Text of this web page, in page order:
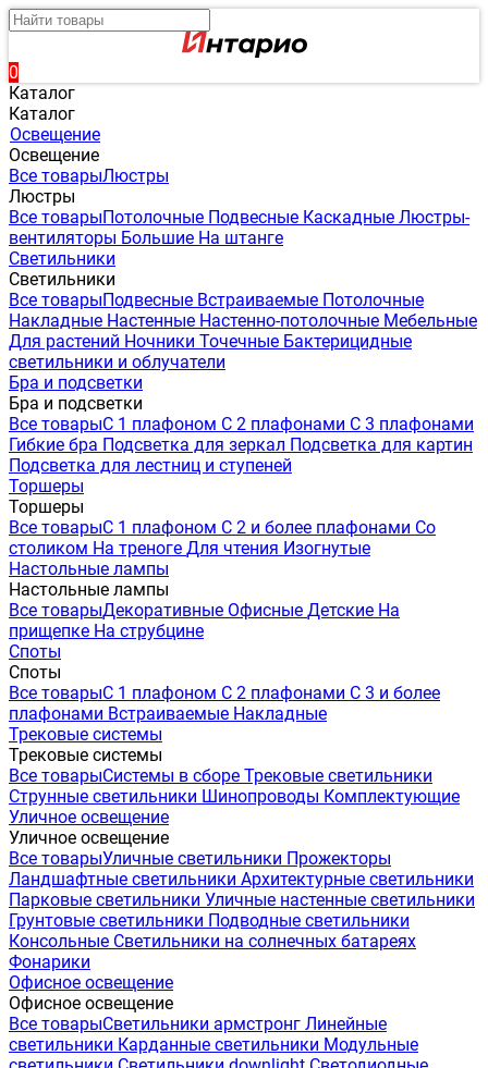
0
Каталог
Каталог
Освещение
Освещение
Все товарыЛюстры
Люстры
Все товарыПотолочные Подвесные Каскадные Люстры-
вентиляторы Большие На штанге
Светильники
Светильники
Все товарыПодвесные Встраиваемые Потолочные
Накладные Настенные Настенно-потолочные Мебельные
Для растений Ночники Точечные Бактерицидные
светильники и облучатели
Бра и подсветки
Бра и подсветки
Все товарыС 1 плафоном С 2 плафонами С 3 плафонами
Гибкие бра Подсветка для зеркал Подсветка для картин
Подсветка для лестниц и ступеней
Торшеры
Торшеры
Все товарыС 1 плафоном С 2 и более плафонами Со
столиком На треноге Для чтения Изогнутые
Настольные лампы
Настольные лампы
Все товарыДекоративные Офисные Детские На
прищепке На струбцине
Споты
Споты
Все товарыС 1 плафоном С 2 плафонами С 3 и более
плафонами Встраиваемые Накладные
Трековые системы
Трековые системы
Все товарыСистемы в сборе Трековые светильники
Струнные светильники Шинопроводы Комплектующие
Уличное освещение
Уличное освещение
Все товарыУличные светильники Прожекторы
Ландшафтные светильники Архитектурные светильники
Парковые светильники Уличные настенные светильники
Грунтовые светильники Подводные светильники
Консольные Светильники на солнечных батареях
Фонарики
Офисное освещение
Офисное освещение
Все товарыСветильники армстронг Линейные
светильники Карданные светильники Модульные